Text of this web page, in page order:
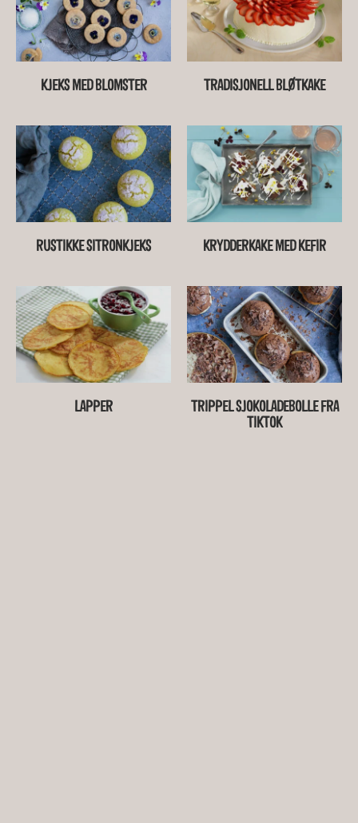
KJEKS MED BLOMSTER TRADISJONELL BLØTKAKE
RUSTIKKE SITRONKJEKS KRYDDERKAKE MED KEFIR
LAPPER
TRIPPEL SJOKOLADEBOLLE FRA
TIKTOK